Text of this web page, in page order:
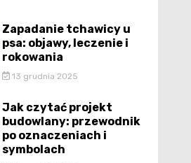
Zapadanie tchawicy u
psa: objawy, leczenie i
rokowania
13 grudnia 2025
Jak czytać projekt
budowlany: przewodnik
po oznaczeniach i
symbolach